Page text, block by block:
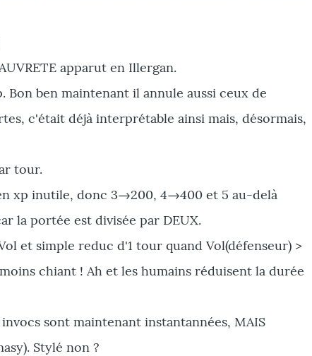
apparut en Illergan.
Bon ben maintenant il annule aussi ceux de
c'était déjà interprétable ainsi mais, désormais,
tour.
xp inutile, donc 3→200, 4→400 et 5 au-delà
la portée est divisée par DEUX.
et simple reduc d'1 tour quand Vol(défenseur) >
chiant ! Ah et les humains réduisent la durée
sont maintenant instantannées, MAIS
Stylé non ?